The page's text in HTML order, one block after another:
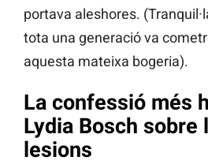
portava aleshores.
tota una generació va
aquesta mateixa bogeria).
La confessió més
Lydia Bosch sobre
lesions